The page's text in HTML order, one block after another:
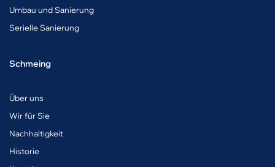
Umbau und Sanierung
Serielle Sanierung
Schmeing
Über uns
Wir für Sie
Nachhaltigkeit
Historie